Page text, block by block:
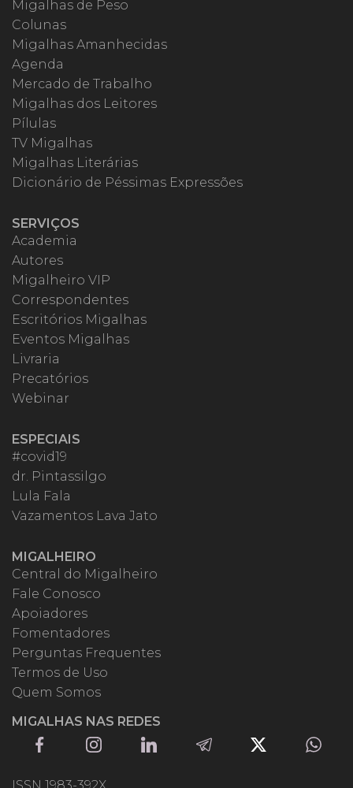
Migalhas de Peso
Colunas
Migalhas Amanhecidas
Agenda
Mercado de Trabalho
Migalhas dos Leitores
Pílulas
TV Migalhas
Migalhas Literárias
Dicionário de Péssimas Expressões
SERVIÇOS
Academia
Autores
Migalheiro VIP
Correspondentes
Escritórios Migalhas
Eventos Migalhas
Livraria
Precatórios
Webinar
ESPECIAIS
#covid19
dr. Pintassilgo
Lula Fala
Vazamentos Lava Jato
MIGALHEIRO
Central do Migalheiro
Fale Conosco
Apoiadores
Fomentadores
Perguntas Frequentes
Termos de Uso
Quem Somos
MIGALHAS NAS REDES